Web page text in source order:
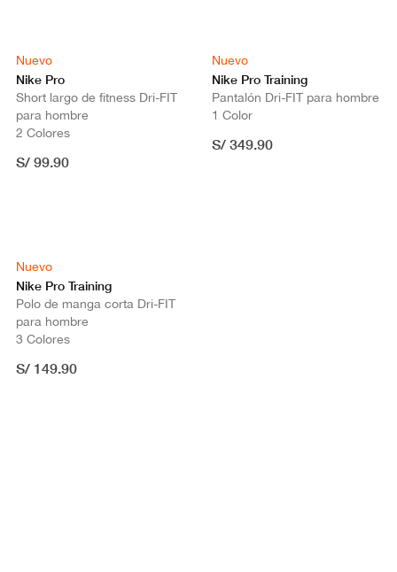
Nuevo
Nike Pro
Short largo de fitness Dri-FIT
para hombre
2 Colores
S/ 99.90
Nuevo
Nike Pro Training
Pantalón Dri-FIT para hombre
1 Color
S/ 349.90
Nuevo
Nike Pro Training
Polo de manga corta Dri-FIT
para hombre
3 Colores
S/ 149.90